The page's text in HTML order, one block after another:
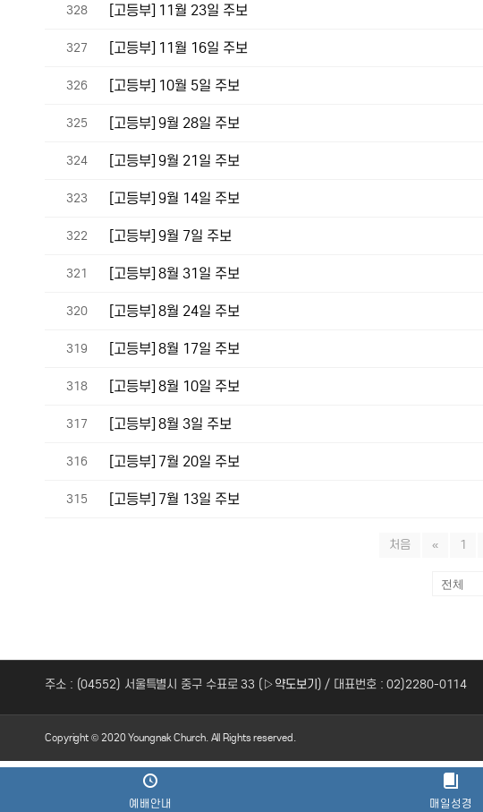
328 [고등부] 11월 23일 주보
327 [고등부] 11월 16일 주보
326 [고등부] 10월 5일 주보
325 [고등부] 9월 28일 주보
324 [고등부] 9월 21일 주보
323 [고등부] 9월 14일 주보
322 [고등부] 9월 7일 주보
321 [고등부] 8월 31일 주보
320 [고등부] 8월 24일 주보
319 [고등부] 8월 17일 주보
318 [고등부] 8월 10일 주보
317 [고등부] 8월 3일 주보
316 [고등부] 7월 20일 주보
315 [고등부] 7월 13일 주보
처음 « 1
주소 : (04552) 서울특별시 중구 수표로 33 (▷약도보기 ) / 대표번호 : 02)2280-0114
Copyright © 2020 Youngnak Church. All Rights reserved.
예배안내 매일성경